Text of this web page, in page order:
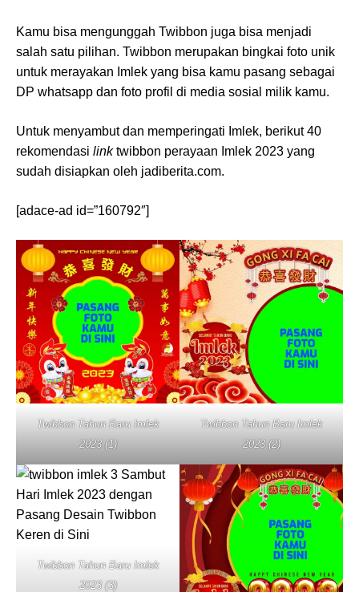
Kamu bisa mengunggah Twibbon juga bisa menjadi
salah satu pilihan. Twibbon merupakan bingkai foto unik
untuk merayakan Imlek yang bisa kamu pasang sebagai
DP whatsapp dan foto profil di media sosial milik kamu.
Untuk menyambut dan memperingati Imlek, berikut 40
rekomendasi linktwibbon perayaan Imlek 2023 yang
sudah disiapkan oleh jadiberita.com.
[adace-ad id=”160792″]
Twibbon Tahun Baru Imlek
2023 (1)
Twibbon Tahun Baru Imlek
2023 (2)
Twibbon Tahun Baru Imlek
2023 (3)